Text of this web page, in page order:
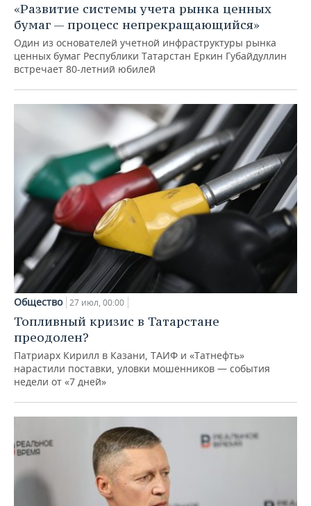
«Развитие системы учета рынка ценных
бумаг — процесс непрекращающийся»
Один из основателей учетной инфраструктуры рынка
ценных бумаг Республики Татарстан Еркин Губайдуллин
встречает 80-летний юбилей
Общество 27 июл, 00:00
Топливный кризис в Татарстане
преодолен?
Патриарх Кирилл в Казани, ТАИФ и «Татнефть»
нарастили поставки, уловки мошенников — события
недели от «7 дней»